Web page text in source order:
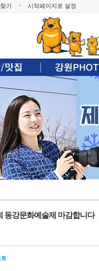
기 ㆍ 시작페이지로 설정
동강문화예술제 마감합니다